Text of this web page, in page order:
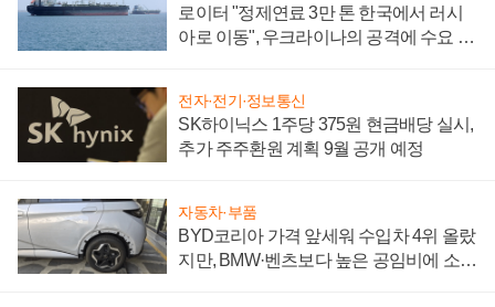
로이터 "정제연료 3만 톤 한국에서 러시
아로 이동", 우크라이나의 공격에 수요 늘
전자·전기·정보통신
SK하이닉스 1주당 375원 현금배당 실시,
추가 주주환원 계획 9월 공개 예정
자동차·부품
BYD코리아 가격 앞세워 수입차 4위 올랐
지만, BMW·벤츠보다 높은 공임비에 소비